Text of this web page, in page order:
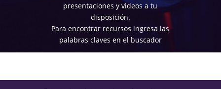
presentaciones y videos a tu
disposición.
Para encontrar recursos ingresa las
palabras claves en el buscador